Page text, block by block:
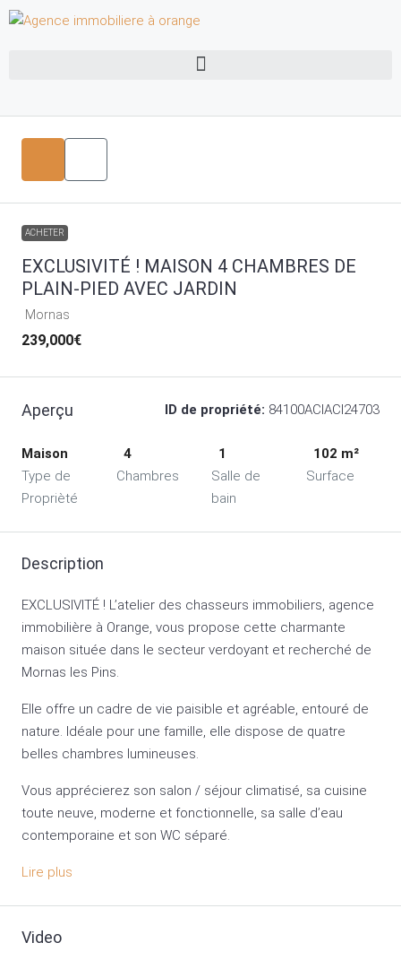
ACHETER
EXCLUSIVITÉ ! MAISON 4 CHAMBRES DE
PLAIN-PIED AVEC JARDIN
Mornas
239,000€
Aperçu ID de propriété: 84100ACIACI24703
Maison
Type de
Proprièté
4
Chambres
1
Salle de
bain
102 m²
Surface
Description
EXCLUSIVITÉ ! L’atelier des chasseurs immobiliers, agence
immobilière à Orange, vous propose cette charmante
maison située dans le secteur verdoyant et recherché de
Mornas les Pins.
Elle offre un cadre de vie paisible et agréable, entouré de
nature. Idéale pour une famille, elle dispose de quatre
belles chambres lumineuses.
Vous apprécierez son salon / séjour climatisé, sa cuisine
toute neuve, moderne et fonctionnelle, sa salle d’eau
contemporaine et son WC séparé.
Lire plus
Video